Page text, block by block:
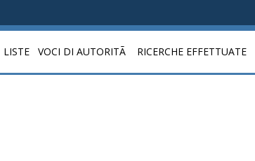
LISTE VOCI DI AUTORITÃ RICERCHE EFFETTUATE